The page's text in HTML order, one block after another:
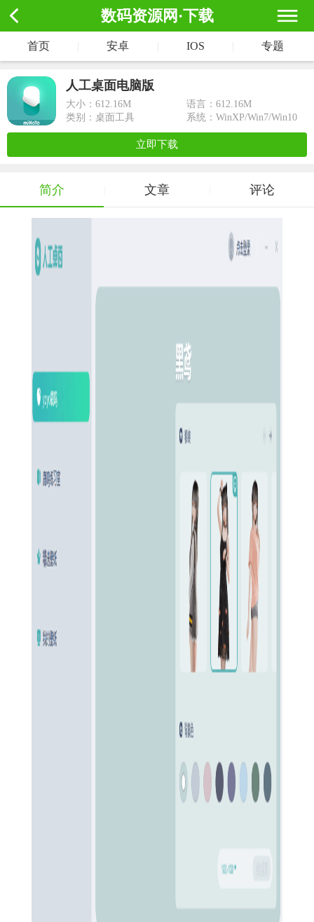
数码资源网·下载
首页 安卓 IOS 专题
人工桌面电脑版
大小： 612.16M
语言：612.16M
类别：桌面工具
系统：WinXP/Win7/Win10
立即下载
简介 文章 评论